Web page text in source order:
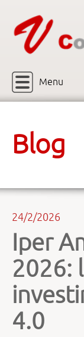
Menu
Blog
24/2/2026
Iper
2026:
4.0